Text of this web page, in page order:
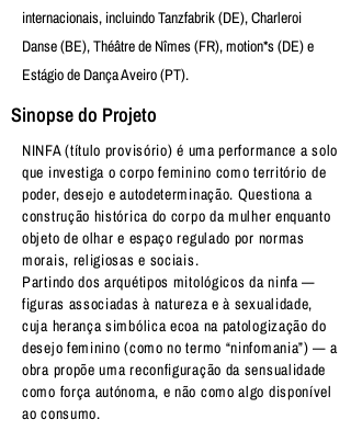
internacionais, incluindo Tanzfabrik (DE), Charleroi
Danse (BE), Théâtre de Nîmes (FR), motion*s (DE) e
Estágio de Dança Aveiro (PT).
Sinopse do Projeto
NINFA (título provisório) é uma performance a solo
que investiga o corpo feminino como território de
poder, desejo e autodeterminação. Questiona a
construção histórica do corpo da mulher enquanto
objeto de olhar e espaço regulado por normas
morais, religiosas e sociais.
Partindo dos arquétipos mitológicos da ninfa —
figuras associadas à natureza e à sexualidade,
cuja herança simbólica ecoa na patologização do
desejo feminino (como no termo “ninfomania”) — a
obra propõe uma reconfiguração da sensualidade
como força autónoma, e não como algo disponível
ao consumo.